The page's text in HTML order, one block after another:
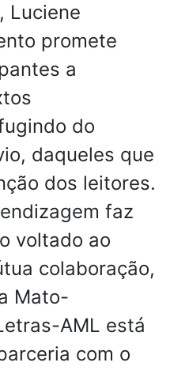
Luciene
promete
a
do
daqueles que
dos leitores.
faz
voltado ao
colaboração,
Mato-
AML está
com o